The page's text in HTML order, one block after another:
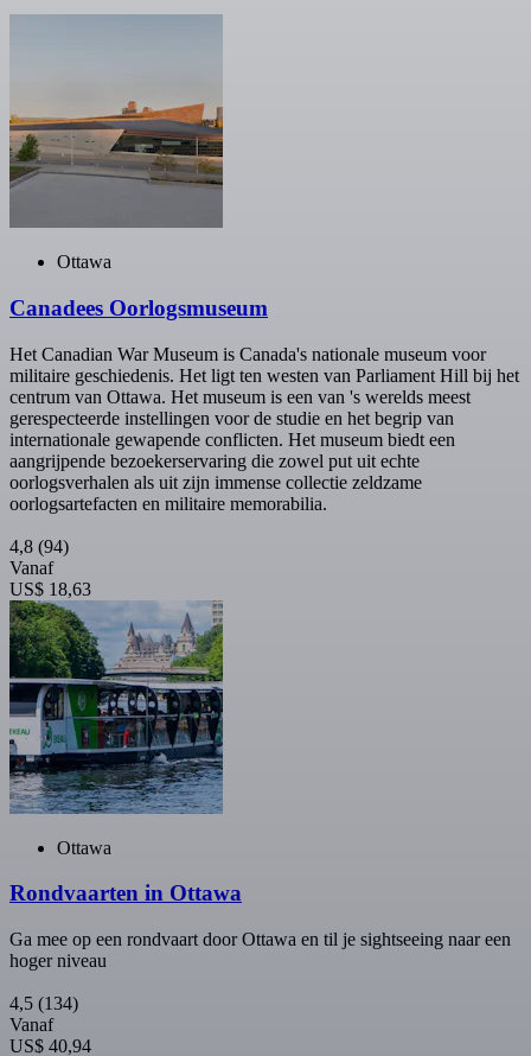
Ottawa
Canadees Oorlogsmuseum
Het Canadian War Museum is Canada's nationale museum voor
militaire geschiedenis. Het ligt ten westen van Parliament Hill bij het
centrum van Ottawa. Het museum is een van 's werelds meest
gerespecteerde instellingen voor de studie en het begrip van
internationale gewapende conflicten. Het museum biedt een
aangrijpende bezoekerservaring die zowel put uit echte
oorlogsverhalen als uit zijn immense collectie zeldzame
oorlogsartefacten en militaire memorabilia.
4,8 (94)
Vanaf
US$ 18,63
Ottawa
Rondvaarten in Ottawa
Ga mee op een rondvaart door Ottawa en til je sightseeing naar een
hoger niveau
4,5 (134)
Vanaf
US$ 40,94